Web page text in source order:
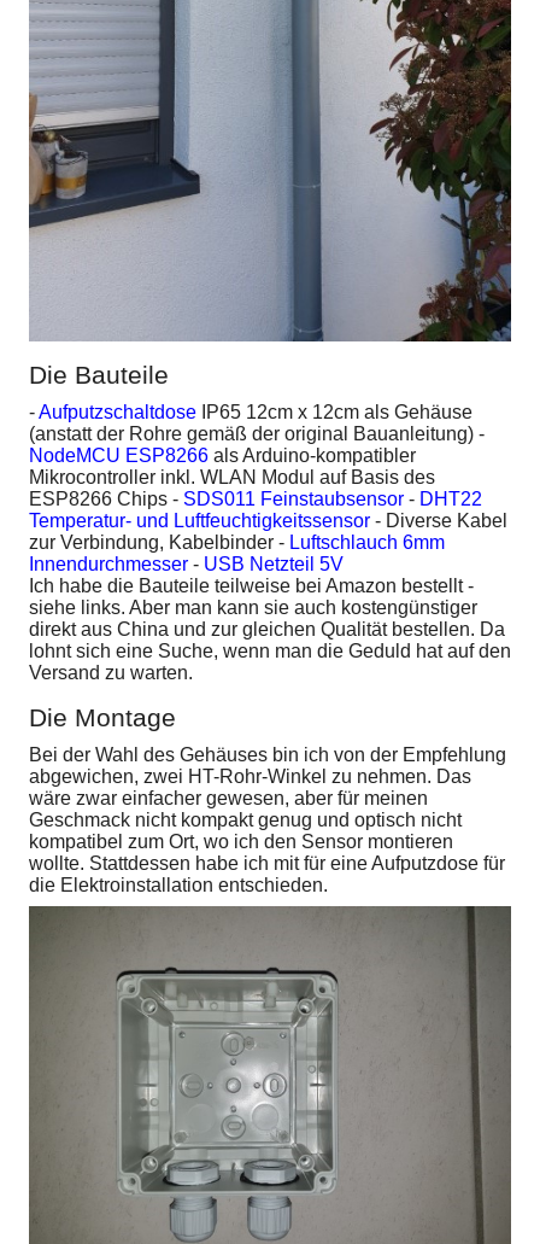
Die Bauteile
-Aufputzschaltdose IP65 12cm x 12cm als Gehäuse
(anstatt der Rohre gemäß der original Bauanleitung) -
NodeMCU ESP8266 als Arduino-kompatibler
Mikrocontroller inkl. WLAN Modul auf Basis des
ESP8266 Chips - SDS011 Feinstaubsensor - DHT22
Temperatur- und Luftfeuchtigkeitssensor - Diverse Kabel
zur Verbindung, Kabelbinder - Luftschlauch 6mm
Innendurchmesser - USB Netzteil 5V
Ich habe die Bauteile teilweise bei Amazon bestellt -
siehe links. Aber man kann sie auch kostengünstiger
direkt aus China und zur gleichen Qualität bestellen. Da
lohnt sich eine Suche, wenn man die Geduld hat auf den
Versand zu warten.
Die Montage
Bei der Wahl des Gehäuses bin ich von der Empfehlung
abgewichen, zwei HT-Rohr-Winkel zu nehmen. Das
wäre zwar einfacher gewesen, aber für meinen
Geschmack nicht kompakt genug und optisch nicht
kompatibel zum Ort, wo ich den Sensor montieren
wollte. Stattdessen habe ich mit für eine Aufputzdose für
die Elektroinstallation entschieden.